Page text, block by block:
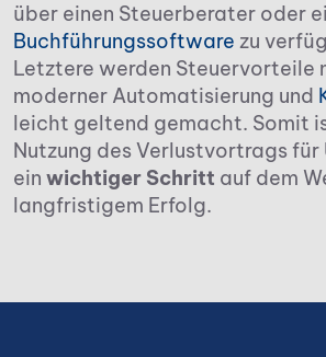
über einen Steuerberater oder
Buchführungssoftware zu
Letztere werden Steuervorteile
moderner Automatisierung und
leicht geltend gemacht. Somit
Nutzung des Verlustvortrags für
ein wichtiger Schritt auf dem
langfristigem Erfolg.